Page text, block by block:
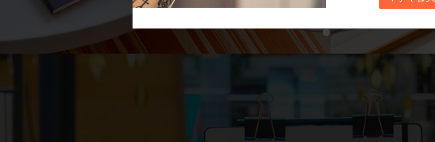
ライフプランナー・コレクション
アカデミック・プランナー
ISSEY MIYAKE | モレスキン のコレク
ション
ナサにインスパイアされたコレクショ
ン
サブカテゴリ
スライド表示3